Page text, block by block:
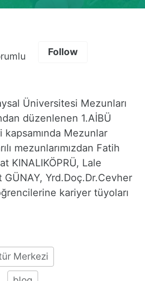
Follow
Üniversitesi Mezunları
düzenlenen 1.AİBÜ
kapsamında Mezunlar
mezunlarımızdan Fatih
KINALIKÖPRÜ, Lale
GÜNAY, Yrd.Doç.Dr.Cevher
kariyer tüyoları
Merkezi